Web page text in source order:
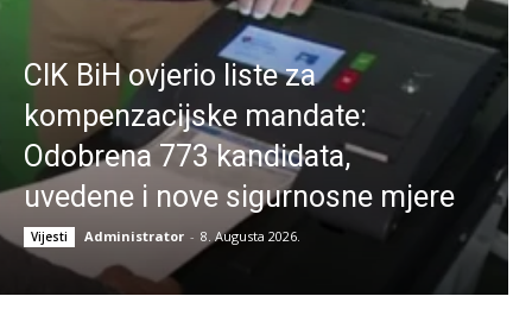
CIK BiH ovjerio liste za
kompenzacijske mandate:
Odobrena 773 kandidata,
uvedene i nove sigurnosne mjere
Vijesti Administrator - 8. Augusta 2026.